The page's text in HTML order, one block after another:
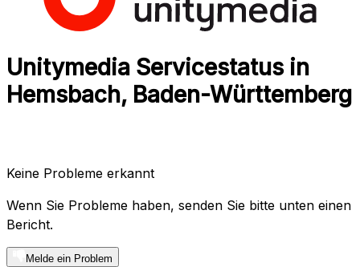
Unitymedia Servicestatus in
Hemsbach, Baden-Württemberg
Keine Probleme erkannt
Wenn Sie Probleme haben, senden Sie bitte unten einen
Bericht.
Melde ein Problem